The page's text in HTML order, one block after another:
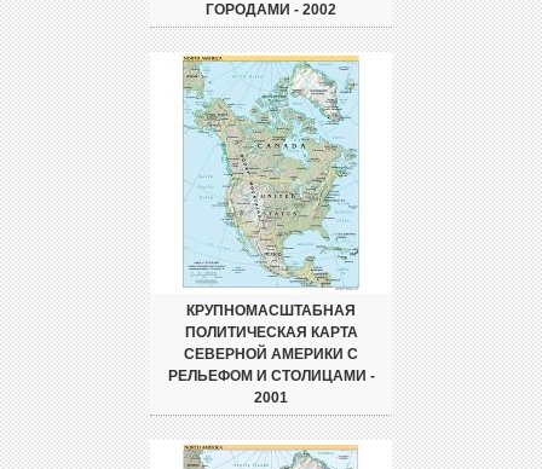
ГОРОДАМИ - 2002
КРУПНОМАСШТАБНАЯ
ПОЛИТИЧЕСКАЯ КАРТА
СЕВЕРНОЙ АМЕРИКИ С
РЕЛЬЕФОМ И СТОЛИЦАМИ -
2001